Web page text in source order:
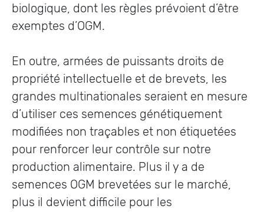
biologique, dont les règles prévoient d’être
exemptes d’OGM.
En outre, armées de puissants droits de
propriété intellectuelle et de brevets, les
grandes multinationales seraient en mesure
d’utiliser ces semences génétiquement
modifiées non traçables et non étiquetées
pour renforcer leur contrôle sur notre
production alimentaire. Plus il y a de
semences OGM brevetées sur le marché,
plus il devient difficile pour les